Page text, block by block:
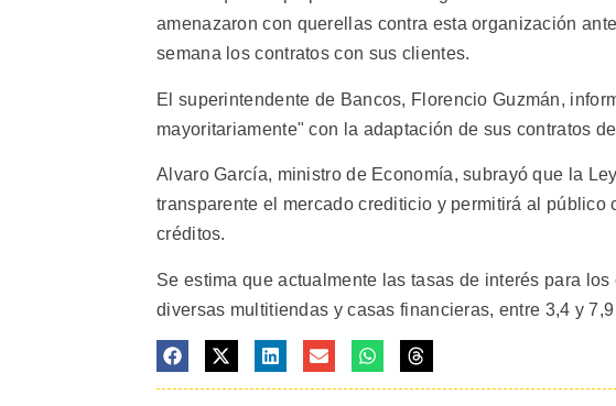
amenazaron con querellas contra esta organización
semana los contratos con sus clientes.
El superintendente de Bancos, Florencio Guzmán,
mayoritariamente" con la adaptación de sus contratos
Alvaro García, ministro de Economía, subrayó que la
transparente el mercado crediticio y permitirá al
créditos.
Se estima que actualmente las tasas de interés para
diversas multitiendas y casas financieras, entre 3,4 y